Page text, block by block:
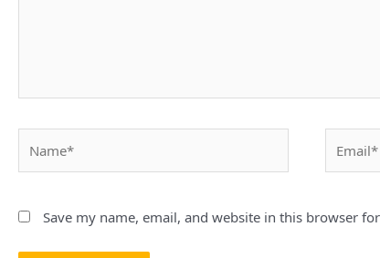
Save my name, email, and website in this browser